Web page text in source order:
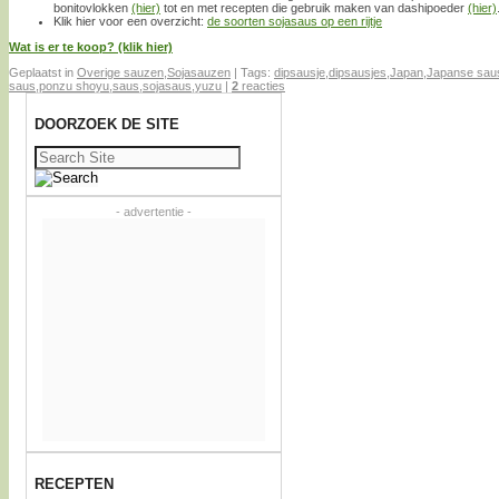
bonitovlokken (hier) tot en met recepten die gebruik maken van dashipoeder (hier)
Klik hier voor een overzicht: de soorten sojasaus op een rijtje
Wat is er te koop? (klik hier)
Geplaatst in Overige sauzen Sojasauzen | Tags: dipsausje dipsausjes Japan Japanse
saus ponzu shoyu saus sojasaus yuzu | 2 reacties
DOORZOEK DE SITE
Zoeken
naar:
- advertentie -
RECEPTEN